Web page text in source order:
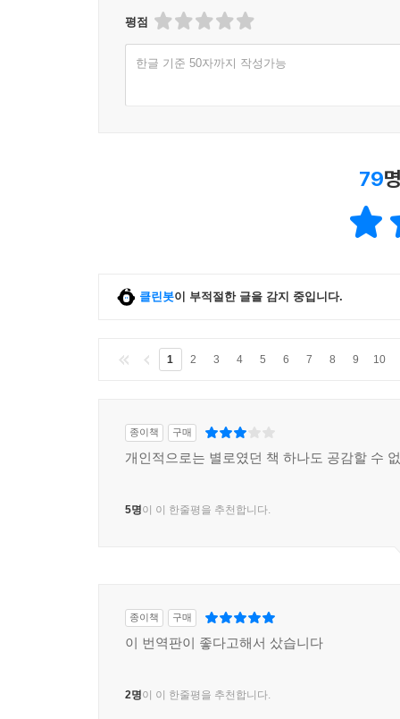
--- p.468, ---p.14-20
기즈키가 죽었을 때, 나는 그 죽음에서 한 가지를
은 삶의 대극(對極)에 있는 것이 아니라 우리의 삶
무엇인가를 배우는 길밖에 없으며, 그리고 그 배
는 자잘한 공기 구멍이 몇 개 뚫려 있었다.
4월 중순에 나오코는 스무 살이 되었다. 내가 11
어 버린 기즈키만이 언제까지나 열일곱 살이었다.
<아무것도 없어>
당신을 위해 머플러를 뜨고싶은데
평점
한글 기준 50자까지 작성가능
79
클린봇이 부적절한 글을 감지 중입니다.
1 2 3 4 5 6 7 8 9 10
종이책 구매
개인적으로는 별로였던 책 하나도 공감할 수
5명이 이 한줄평을 추천합니다.
종이책 구매
이 번역판이 좋다고해서 샀습니다
2명이 이 한줄평을 추천합니다.